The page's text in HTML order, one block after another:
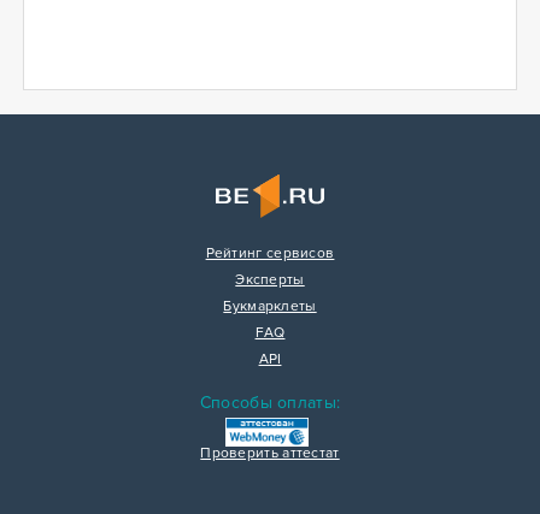
Рейтинг сервисов
Эксперты
Букмарклеты
FAQ
API
Способы оплаты:
Проверить аттестат